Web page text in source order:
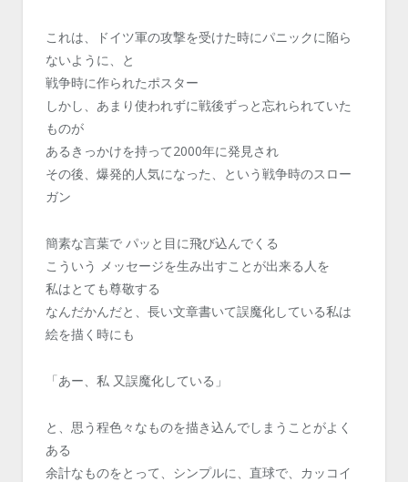
これは、ドイツ軍の攻撃を受けた時にパニックに陥ら
ないように、と
戦争時に作られたポスター
しかし、あまり使われずに戦後ずっと忘れられていた
ものが
あるきっかけを持って2000年に発見され
その後、爆発的人気になった、という戦争時のスロー
ガン
簡素な言葉で パッと目に飛び込んでくる
こういう メッセージを生み出すことが出来る人を
私はとても尊敬する
なんだかんだと、長い文章書いて誤魔化している私は
絵を描く時にも
「あー、私 又誤魔化している」
と、思う程色々なものを描き込んでしまうことがよく
ある
余計なものをとって、シンプルに、直球で、カッコイ